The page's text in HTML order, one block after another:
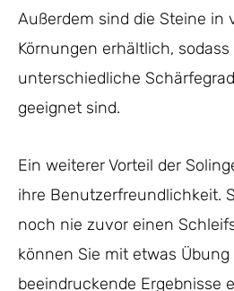
Außerdem sind die Steine in
Körnungen erhältlich,
unterschiedliche
geeignet sind.
Ein weiterer Vorteil der
ihre Benutzerfreundlichkeit.
noch nie zuvor einen
können Sie mit etwas Übung
beeindruckende Ergebnisse